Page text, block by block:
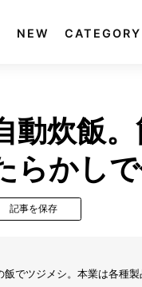
NEW CATEGORY
動炊飯
らかし
記事を保存
でツジメシ。本業は各種